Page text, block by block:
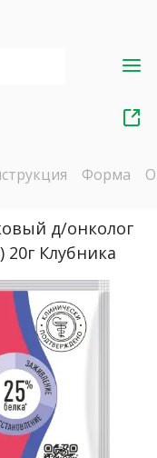
Форма
д/онколог
Клубника